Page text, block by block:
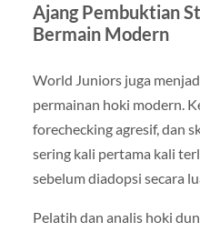
Ajang Pembuktian
Bermain Modern
World Juniors juga
permainan hoki modern.
forechecking agresif, dan
sering kali pertama kali
sebelum diadopsi secara
Pelatih dan analis hoki